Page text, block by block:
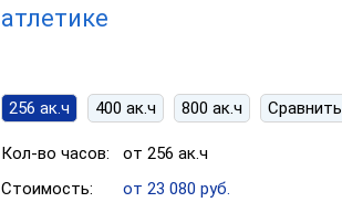
атлетике
256 ак.ч 400 ак.ч 800 ак.ч Сравнить
Кол-во часов:
от 256 ак.ч
Стоимость:
от 23 080 руб.